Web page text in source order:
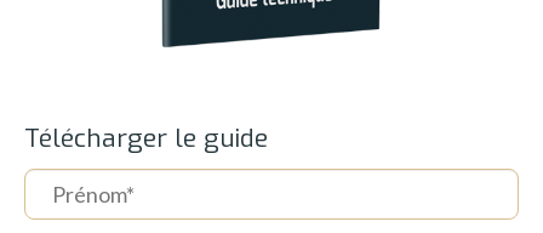
Télécharger le guide